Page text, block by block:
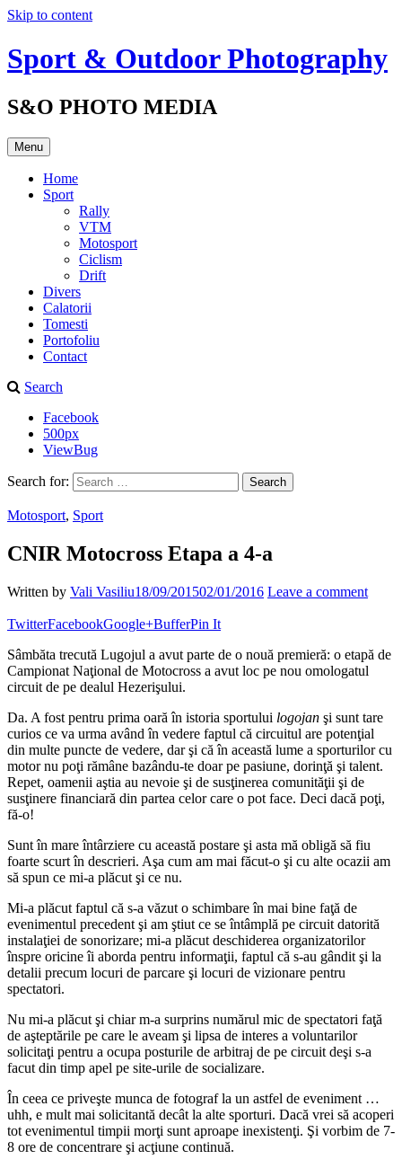
Skip to content
Sport & Outdoor Photography
S&O PHOTO MEDIA
Menu
Home
Sport
Rally
VTM
Motosport
Ciclism
Drift
Divers
Calatorii
Tomesti
Portofoliu
Contact
Search
Facebook
500px
ViewBug
Search for:
Motosport, Sport
CNIR Motocross Etapa a 4-a
Written by Vali Vasiliu18/09/201502/01/2016 Leave a comment
TwitterFacebookGoogle+BufferPin It
Sâmbăta trecută Lugojul a avut parte de o nouă premieră: o etapă de
Campionat Naţional de Motocross a avut loc pe nou omologatul
circuit de pe dealul Hezerişului.
Da. A fost pentru prima oară în istoria sportului logojan şi sunt tare
curios ce va urma având în vedere faptul că circuitul are potenţial
din multe puncte de vedere, dar şi că în această lume a sporturilor cu
motor nu poţi rămâne bazându-te doar pe pasiune, dorinţă şi talent.
Repet, oamenii aştia au nevoie şi de susţinerea comunităţii şi de
susţinere financiară din partea celor care o pot face. Deci dacă poţi,
fă-o!
Sunt în mare întârziere cu această postare şi asta mă obligă să fiu
foarte scurt în descrieri. Aşa cum am mai făcut-o şi cu alte ocazii am
să spun ce mi-a plăcut şi ce nu.
Mi-a plăcut faptul că s-a văzut o schimbare în mai bine faţă de
evenimentul precedent şi am ştiut ce se întâmplă pe circuit datorită
instalaţiei de sonorizare; mi-a plăcut deschiderea organizatorilor
înspre oricine îi aborda pentru informaţii, faptul că s-au gândit şi la
detalii precum locuri de parcare şi locuri de vizionare pentru
spectatori.
Nu mi-a plăcut şi chiar m-a surprins numărul mic de spectatori faţă
de aşteptările pe care le aveam şi lipsa de interes a voluntarilor
solicitaţi pentru a ocupa posturile de arbitraj de pe circuit deşi s-a
facut din timp apel pe site-urile de socializare.
În ceea ce priveşte munca de fotograf la un astfel de eveniment …
uhh, e mult mai solicitantă decât la alte sporturi. Dacă vrei să acoperi
tot evenimentul timpii morţi sunt aproape inexistenţi. Şi vorbim de 7-
8 ore de concentrare şi acţiune continuă.